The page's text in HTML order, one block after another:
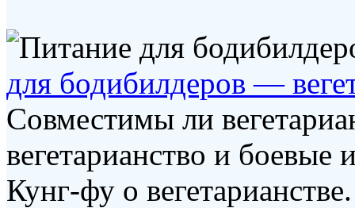
для бодибилдеров —
Совместимы ли
вегетарианство и боевые
Кунг-фу о